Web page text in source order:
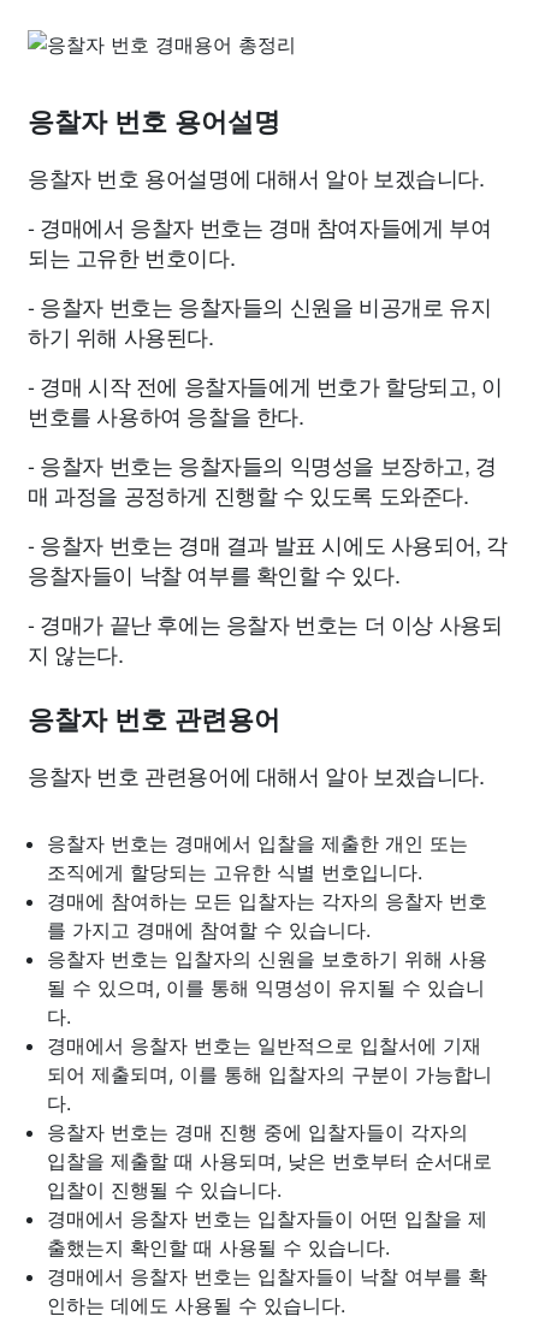
응찰자 번호 용어설명
응찰자 번호 용어설명에 대해서 알아 보겠습니다.
- 경매에서 응찰자 번호는 경매 참여자들에게 부여
되는 고유한 번호이다.
- 응찰자 번호는 응찰자들의 신원을 비공개로 유지
하기 위해 사용된다.
- 경매 시작 전에 응찰자들에게 번호가 할당되고, 이
번호를 사용하여 응찰을 한다.
- 응찰자 번호는 응찰자들의 익명성을 보장하고, 경
매 과정을 공정하게 진행할 수 있도록 도와준다.
- 응찰자 번호는 경매 결과 발표 시에도 사용되어, 각
응찰자들이 낙찰 여부를 확인할 수 있다.
- 경매가 끝난 후에는 응찰자 번호는 더 이상 사용되
지 않는다.
응찰자 번호 관련용어
응찰자 번호 관련용어에 대해서 알아 보겠습니다.
응찰자 번호는 경매에서 입찰을 제출한 개인 또는
조직에게 할당되는 고유한 식별 번호입니다.
경매에 참여하는 모든 입찰자는 각자의 응찰자 번호
를 가지고 경매에 참여할 수 있습니다.
응찰자 번호는 입찰자의 신원을 보호하기 위해 사용
될 수 있으며, 이를 통해 익명성이 유지될 수 있습니
다.
경매에서 응찰자 번호는 일반적으로 입찰서에 기재
되어 제출되며, 이를 통해 입찰자의 구분이 가능합니
다.
응찰자 번호는 경매 진행 중에 입찰자들이 각자의
입찰을 제출할 때 사용되며, 낮은 번호부터 순서대로
입찰이 진행될 수 있습니다.
경매에서 응찰자 번호는 입찰자들이 어떤 입찰을 제
출했는지 확인할 때 사용될 수 있습니다.
경매에서 응찰자 번호는 입찰자들이 낙찰 여부를 확
인하는 데에도 사용될 수 있습니다.